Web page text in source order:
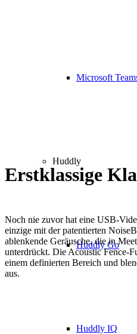
Microsoft
Huddly
Huddly Go
Huddly IQ
Erstklassige
Noch nie zuvor hat eine USB-
einzige mit der patentierten
ablenkende Geräusche, die in
unterdrückt. Die Acoustic Fence-
einem definierten Bereich und
aus.